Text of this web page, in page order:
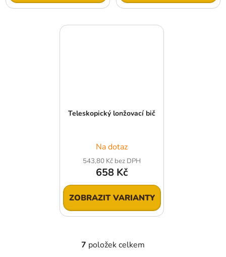
Teleskopický lonžovací bič
Na dotaz
543,80 Kč bez DPH
658 Kč
ZOBRAZIT VARIANTY
O
7 položek celkem